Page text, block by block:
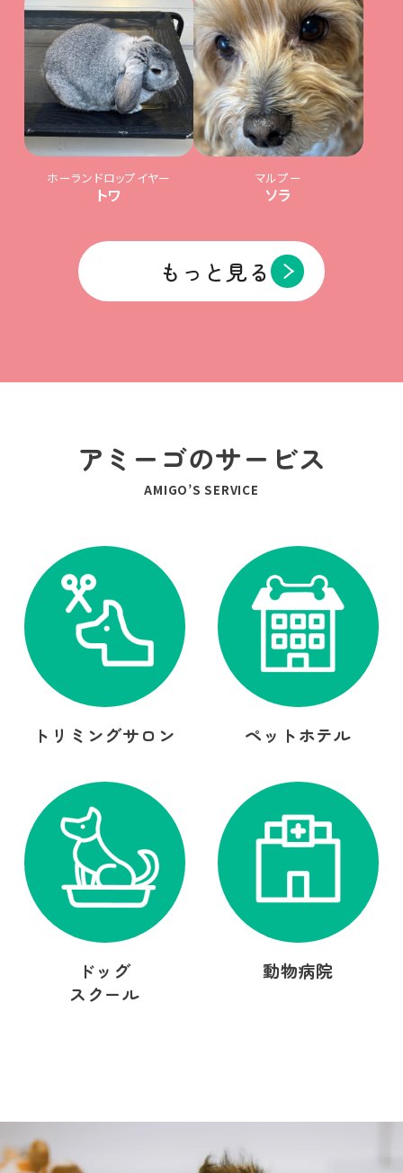
ホーランドロップイヤー
トワ
マルプー
ソラ
もっと見る
アミーゴのサービス
AMIGO’S SERVICE
トリミングサロン ペットホテル
ドッグ
スクール
動物病院